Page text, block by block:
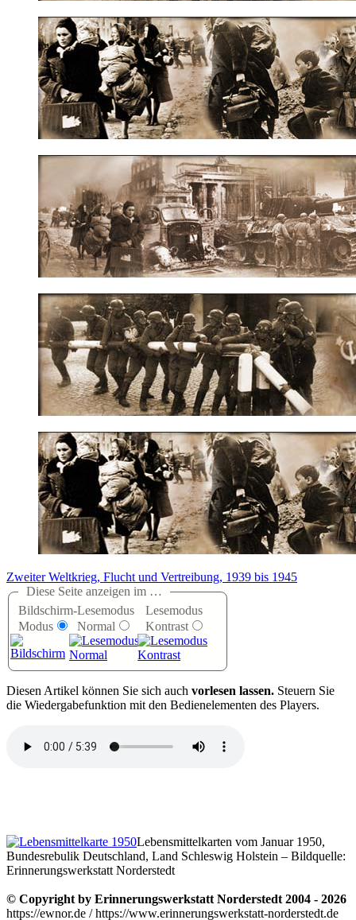
Zweiter Weltkrieg, Flucht und Vertreibung, 1939 bis 1945
Diese Seite anzeigen im …
Bildschirm-
Modus
Lesemodus
Normal
Lesemodus
Kontrast
Diesen Artikel können Sie sich auch vorlesen lassen. Steuern Sie
die Wiedergabefunktion mit den Bedienelementen des Players.
Lebensmittelkarten vom Januar 1950,
Bundesrebulik Deutschland, Land Schleswig Holstein – Bildquelle:
Erinnerungswerkstatt Norderstedt
© Copyright by Erinnerungswerkstatt Norderstedt 2004 - 2026
https://ewnor.de / https://www.erinnerungswerkstatt-norderstedt.de